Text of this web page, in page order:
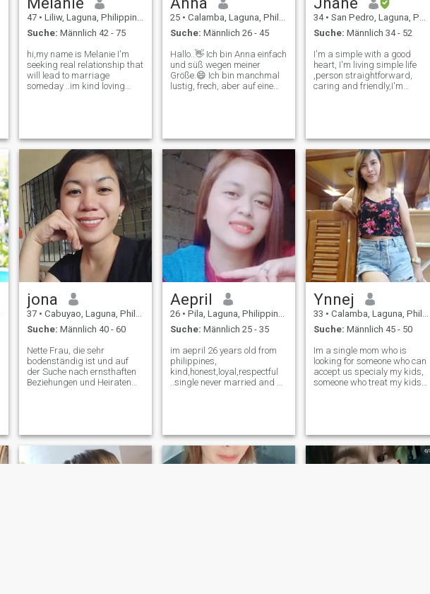
47 • Liliw, Laguna, Philippinen
Suche: Männlich 42 - 75
hi,my name is Melanie I'm
seeking real relationship that
will lead to marriage
someday ..im kind loving
family is important to me
first and foremost,I d
25 • Calamba, Laguna, Philippinen
Suche: Männlich 26 - 45
Hallo..👋 Ich bin Anna einfach
und süß wegen meiner
Größe.😄 Ich bin manchmal
lustig, frech, aber auf eine
Philippinen gütig, liebevoll,
fürsorglich, verständlich,
respektvoll und
gottesfürchtig.😊
34 • San Pedro, Laguna, Philippinen
Suche: Männlich 34 - 52
I'm a simple with a good
heart, I'm living simple life
,person straightforward,
caring and friendly,I'm
love cooking, and playing
guitar,I'm l
jona
37 • Cabuyao, Laguna, Philippinen
Suche: Männlich 40 - 60
Nette Frau, die sehr
bodenständig ist und auf
der Suche nach ernsthaften
Beziehungen und Heiraten
ich liebe es, zu schreiben,
singen 😁. Ich bin offen und
bescheiden liebevoll treu
ehrlich, ehrlich, introvertiert
Aepril
26 • Pila, Laguna, Philippinen
Suche: Männlich 25 - 35
im aepril 26 years old from
philippines,
kind,honest,loyal,respectful
..single never married and no
a happy family i am just a
simple pers
Ynnej
33 • Calamba, Laguna, Philippinen
Suche: Männlich 45 - 50
Im a single mom who is
looking for someone who can
accept us specialy my kids,
someone who treat my kids
lovable and caring. I'll do
everything for